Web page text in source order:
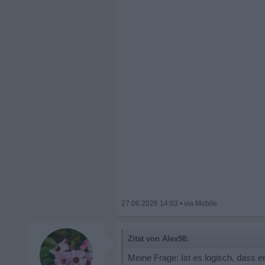
27.06.2026 14:03 •
Zitat von Alex98:
Meine Frage: Ist es logisch, dass